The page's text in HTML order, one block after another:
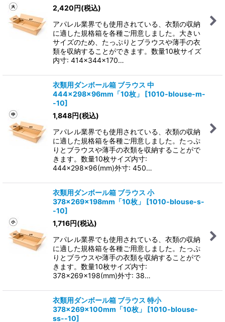
2,420円(税込)
アパレル業界でも使用されている、衣類の収納
に適した規格箱を各種ご用意しました。大きい
サイズのため、たっぷりとブラウスや薄手の衣
類を収納することができます。数量10枚サイズ
内寸: 414×344×170…
衣類用ダンボール箱 ブラウス 中
444×298×96mm「10枚」
[1010-blouse-m-
-10]
1,848円(税込)
アパレル業界でも使用されている、衣類の収納
に適した規格箱を各種ご用意しました。たっぷ
りとブラウスや薄手の衣類を収納することがで
きます。数量10枚サイズ内寸:
444×298×96(mm)外寸: 450…
衣類用ダンボール箱 ブラウス 小
378×269×198mm「10枚」
[1010-blouse-s-
-10]
1,716円(税込)
アパレル業界でも使用されている、衣類の収納
に適した規格箱を各種ご用意しました。たっぷ
りとブラウスや薄手の衣類を収納することがで
きます。数量10枚サイズ内寸:
378×269×198(mm)外寸: 38…
衣類用ダンボール箱 ブラウス 特小
378×269×100mm「10枚」
[1010-blouse-
ss--10]